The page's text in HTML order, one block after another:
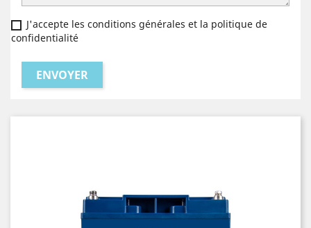
J'accepte les conditions générales et la politique de
confidentialité